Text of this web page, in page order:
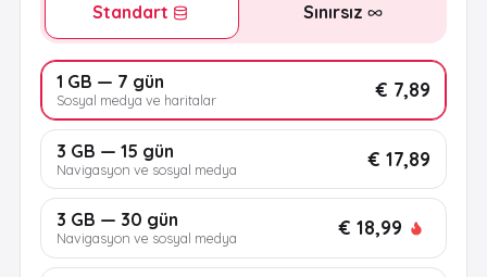
Standart Sınırsız
1 GB — 7 gün
Sosyal medya ve haritalar € 7,89
3 GB — 15 gün
Navigasyon ve sosyal medya € 17,89
3 GB — 30 gün
Navigasyon ve sosyal medya € 18,99